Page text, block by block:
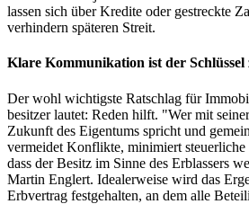
lassen sich über Kredite oder gestreckte
verhindern späteren Streit.
Klare Kommunikation ist der
Der wohl wichtigste Ratschlag für
besitzer lautet: Reden hilft. "Wer mit
Zukunft des Eigentums spricht und
vermeidet Konflikte, minimiert
dass der Besitz im Sinne des Erblassers
Martin Englert. Idealerweise wird das
Erbvertrag festgehalten, an dem alle